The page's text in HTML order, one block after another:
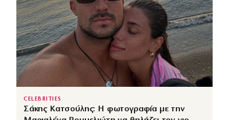
CELEBRITIES
Σάκης Κατσούλης: Η φωτογραφία με την